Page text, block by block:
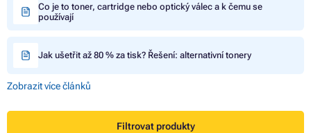
Co je to toner, cartridge nebo optický válec a k čemu se
používají
Jak ušetřit až 80 % za tisk? Řešení: alternativní tonery
Zobrazit více článků
Filtrovat produkty